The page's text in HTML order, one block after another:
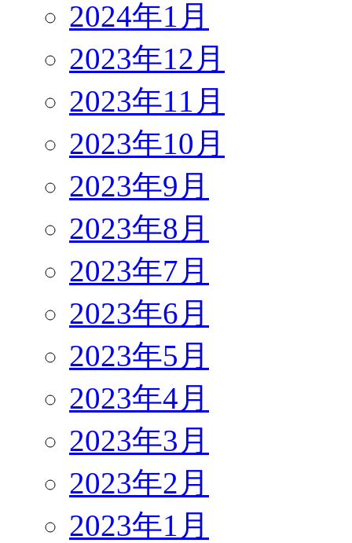
2024年1月
2023年12月
2023年11月
2023年10月
2023年9月
2023年8月
2023年7月
2023年6月
2023年5月
2023年4月
2023年3月
2023年2月
2023年1月